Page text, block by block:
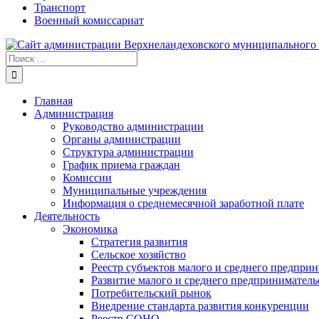
Транспорт
Военный комиссариат
Результат
поиска:
Главная
Администрация
Руководство администрации
Органы администрации
Структура администрации
График приема граждан
Комиссии
Муниципальные учреждения
Информация о среднемесячной заработной плате
Деятельность
Экономика
Стратегия развития
Сельское хозяйство
Реестр субъектов малого и среднего
Развитие малого и среднего
Потребительский рынок
Внедрение стандарта развития конкуренции